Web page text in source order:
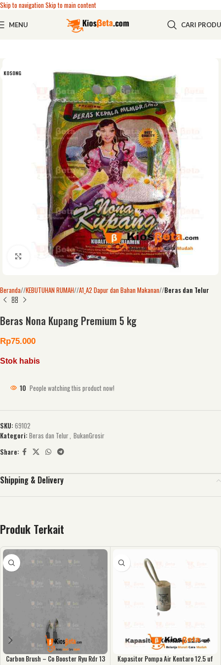
Skip to navigationSkip to main content
MENU CARI
KOSONG
Click to enlarge
Beranda/ KEBUTUHAN RUMAH/ A1_A2 Dapur dan Bahan Makanan/ Beras dan Telur
Beras Nona Kupang Premium 5 kg
Rp75.000
Stok habis
10 People watching this product now!
SKU: 69102
Kategori: Beras dan Telur, BukanGrosir
Share:
Shipping & Delivery
Produk Terkait
Carbon Brush – Co Booster Ryu Rdr 13 Kapasitor Pompa Air Kentaro 12.5 uf